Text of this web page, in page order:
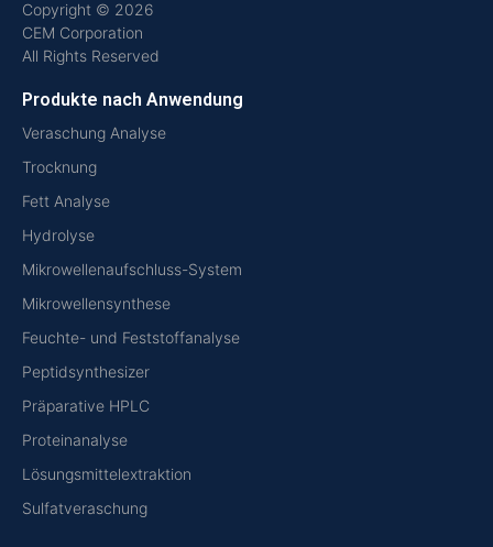
Copyright © 2026
CEM Corporation
All Rights Reserved
Produkte nach Anwendung
Veraschung Analyse
Trocknung
Fett Analyse
Hydrolyse
Mikrowellenaufschluss-System
Mikrowellensynthese
Feuchte- und Feststoffanalyse
Peptidsynthesizer
Präparative HPLC
Proteinanalyse
Lösungsmittelextraktion
Sulfatveraschung